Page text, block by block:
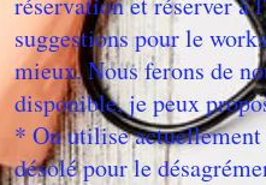
suggestions pour le
mieux. Nous ferons de
disponible, je peux
* On utilise actuellement
désolé pour le